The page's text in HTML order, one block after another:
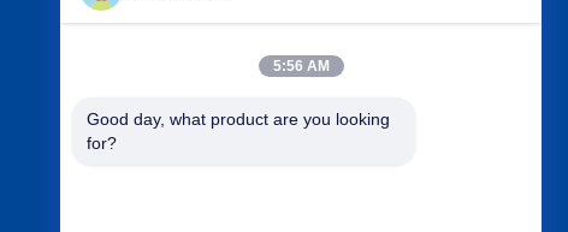
+86-0755-33052250
 Correo electrónicointernational@zhuobao.com
5:56 AM
Good day, what product are you looking
for?